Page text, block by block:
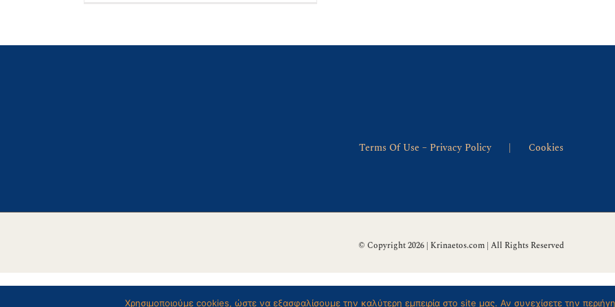
Terms Of Use – Privacy Policy Cookies
© Copyright 2026 | Krinaetos.com | All Rights Reserved
Χρησιμοποιούμε cookies, ώστε να εξασφαλίσουμε την καλύτερη εμπειρία στο site μας. Αν συνεχίσετε την